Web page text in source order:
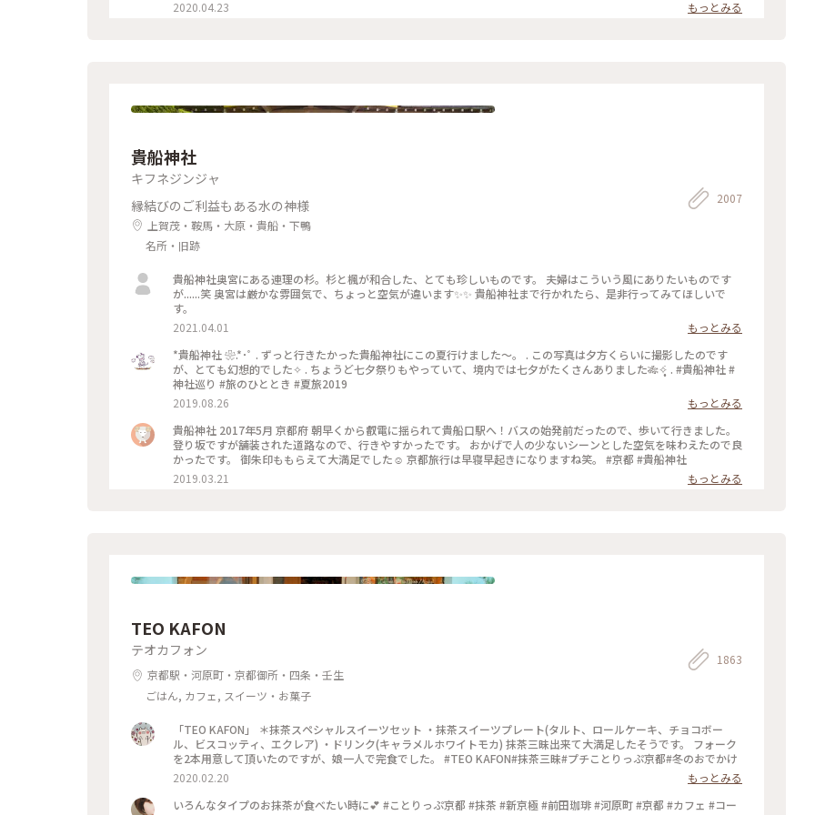
を使用し、 一枚ずつ違う味を楽しめます♪ 金銀のキラキラと満開の桜、 テーブルの上でのお花見も良いですね😊 #
2020.04.23 もっとみる
貴船神社
キフネジンジャ
縁結びのご利益もある水の神様
上賀茂・鞍馬・大原・貴船・下鴨
名所・旧跡
2007
貴船神社奥宮にある連理の杉。杉と楓が和合した、とても珍しいものです。 夫婦はこういう風にありたいものです
が......笑 奥宮は厳かな雰囲気で、ちょっと空気が違います✨✨ 貴船神社まで行かれたら、是非行ってみてほしいで
す。
2021.04.01
もっとみる
*貴船神社 ❀.*･ﾟ . ずっと行きたかった貴船神社にこの夏行けました～。 . この写真は夕方くらいに撮影したのです
が、とても幻想的でした✧︎ . ちょうど七夕祭りもやっていて、境内では七夕がたくさんありました🎋✧̣̥̇ . #貴船神社 #
神社巡り #旅のひととき #夏旅2019
2019.08.26
もっとみる
貴船神社 2017年5月 京都府 朝早くから叡電に揺られて貴船口駅へ！バスの始発前だったので、歩いて行きました。
登り坂ですが舗装された道路なので、行きやすかったです。 おかげで人の少ないシーンとした空気を味わえたので良
かったです。 御朱印ももらえて大満足でした☺️ 京都旅行は早寝早起きになりますね笑。 #京都 #貴船神社
2019.03.21
もっとみる
TEO KAFON
テオカフォン
京都駅・河原町・京都御所・四条・壬生
ごはん, カフェ, スイーツ・お菓子
1863
「TEO KAFON」 ＊抹茶スペシャルスイーツセット ・抹茶スイーツプレート(タルト、ロールケーキ、チョコボー
ル、ビスコッティ、エクレア) ・ドリンク(キャラメルホワイトモカ) 抹茶三昧出来て大満足したそうです。 フォーク
を2本用意して頂いたのですが、娘一人で完食でした。 #TEO KAFON#抹茶三昧#プチことりっぷ京都#冬のおでかけ
2020.02.20
もっとみる
いろんなタイプのお抹茶が食べたい時に💕 #ことりっぷ京都 #抹茶 #新京極 #前田珈琲 #河原町 #京都 #カフェ #コー